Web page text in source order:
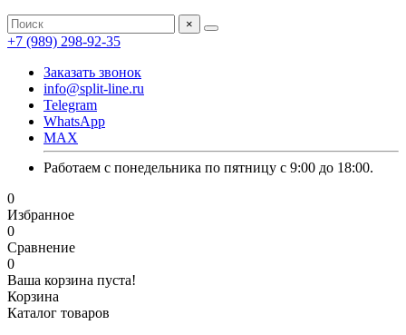
×
+7 (989) 298-92-35
Заказать звонок
info@split-line.ru
Telegram
WhatsApp
MAX
Работаем с понедельника по пятницу с 9:00 до 18:00.
0
Избранное
0
Сравнение
0
Ваша корзина пуста!
Корзина
Каталог товаров